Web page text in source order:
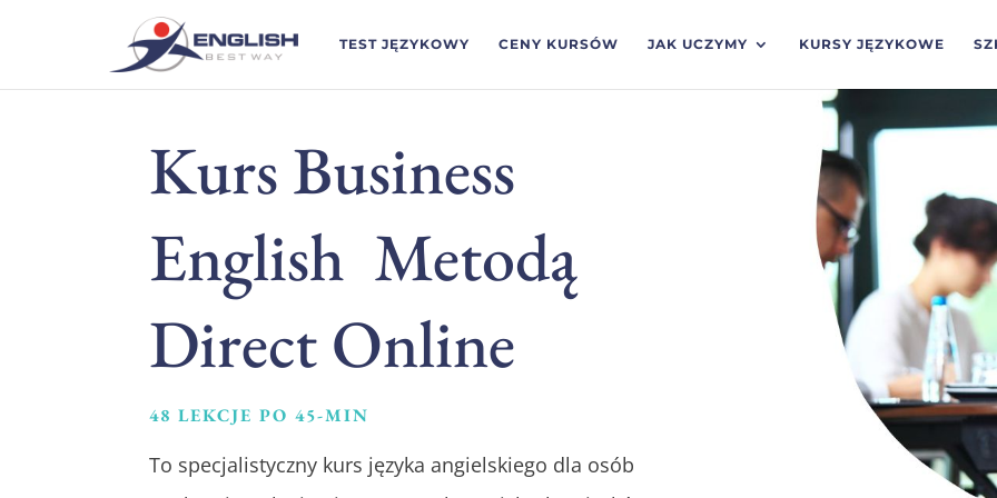
TEST JĘZYKOWY CENY KURSÓW JAK UCZYMY KURSY JĘZYKOWE
Kurs Business
English Metodą
Direct Online
48 LEKCJE PO 45-MIN
To specjalistyczny kurs języka angielskiego dla osób